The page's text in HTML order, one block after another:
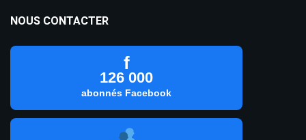
NOUS CONTACTER
f
126 000
abonnés Facebook